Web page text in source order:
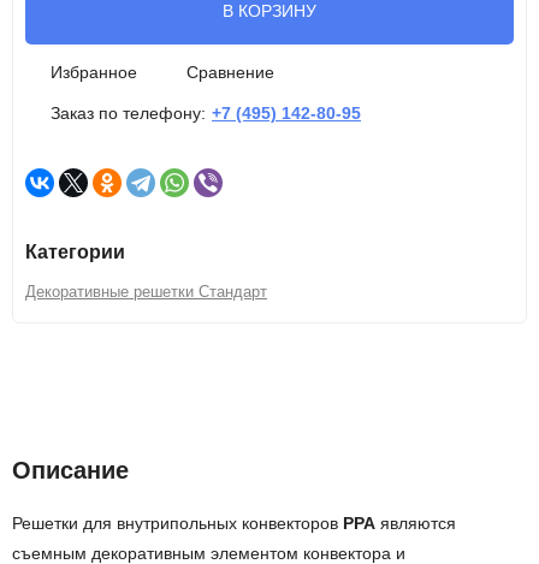
В КОРЗИНУ
Избранное Сравнение
Заказ по телефону: +7 (495) 142-80-95
Категории
Декоративные решетки Стандарт
Описание
Решетки для внутрипольных конвекторов PPA являются
съемным декоративным элементом конвектора и